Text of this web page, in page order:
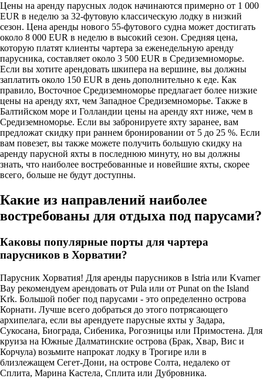
Цены на аренду парусных лодок начинаются примерно от 1 000
EUR в неделю за 32-футовую классическую лодку в низкий
сезон. Цена аренды нового 55-футового судна может достигать
около 8 000 EUR в неделю в высокий сезон. Средняя цена,
которую платят клиенты чартера за еженедельную аренду
парусника, составляет около 3 500 EUR в Средиземноморье.
Если вы хотите арендовать шкипера на вершине, вы должны
заплатить около 150 EUR в день дополнительно к еде. Как
правило, Восточное Средиземноморье предлагает более низкие
цены на аренду яхт, чем Западное Средиземноморье. Также в
Балтийском море и Голландии цены на аренду яхт ниже, чем в
Средиземноморье. Если вы забронируете яхту заранее, вам
предложат скидку при раннем бронировании от 5 до 25 %. Если
вам повезет, вы также можете получить большую скидку на
аренду парусной яхты в последнюю минуту, но вы должны
знать, что наиболее востребованные и новейшие яхты, скорее
всего, больше не будут доступны.
Какие из направлений наиболее
востребованы для отдыха под парусами?
Каковы популярные порты для чартера
парусников в Хорватии?
Парусник Хорватия! Для аренды парусников в Istria или Kvarner
Bay рекомендуем арендовать от Pula или от Punat on the Island
Krk. Большой побег под парусами - это определенно острова
Корнати. Лучше всего добраться до этого потрясающего
архипелага, если вы арендуете парусные яхты у Задара,
Сукосана, Биограда, Сибеника, Рогозницы или Примостена. Для
круиза на Южные Далматинские острова (Брак, Хвар, Вис и
Корчула) возьмите напрокат лодку в Трогире или в
близлежащем Сегет-Дони, на острове Солта, недалеко от
Сплита, Марина Кастела, Сплита или Дубровника.